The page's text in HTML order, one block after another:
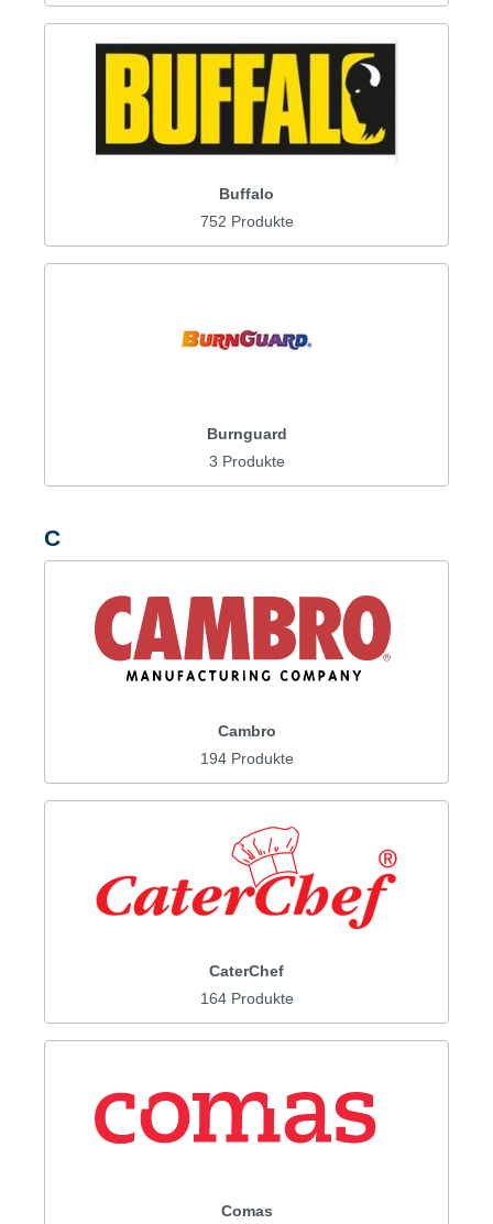
Buffalo
752 Produkte
Burnguard
3 Produkte
C
Cambro
194 Produkte
CaterChef
164 Produkte
Comas